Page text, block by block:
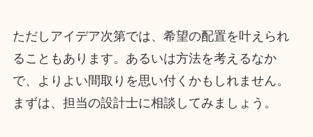
ただしアイデア次第では、希望の配置を叶えられ
ることもあります。あるいは方法を考えるなか
で、よりよい間取りを思い付くかもしれません。
まずは、担当の設計士に相談してみましょう。